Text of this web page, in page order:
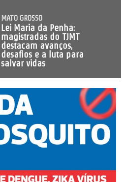
MATO GROSSO
Lei Maria da Penha:
magistradas do TJMT
destacam avanços,
desafios e a luta para
salvar vidas